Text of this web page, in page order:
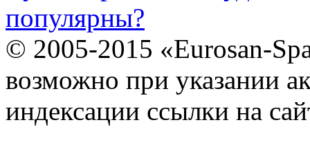
популярны?
© 2005-2015 «Eurosan-
возможно при указании
индексации ссылки на